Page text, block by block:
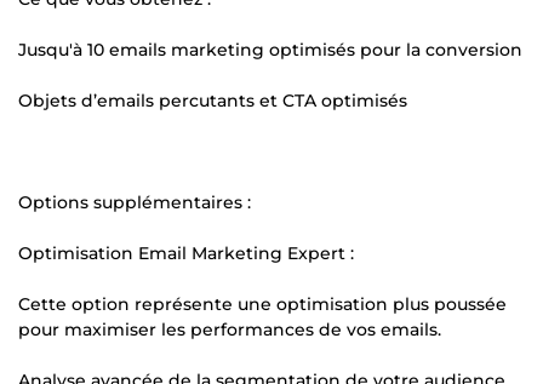
Jusqu'à 10 emails marketing optimisés pour la conversion
Objets d’emails percutants et CTA optimisés
Options supplémentaires :
Optimisation Email Marketing Expert :
Cette option représente une optimisation plus poussée
pour maximiser les performances de vos emails.